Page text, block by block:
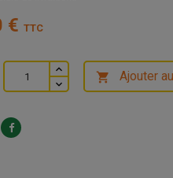
€ TTC
 Ajouter